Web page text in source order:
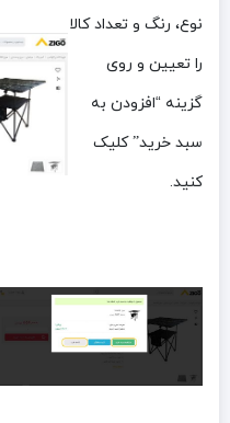
نوع، رنگ و تعداد کالا
را تعیین و روی
گزینه “افزودن به
سبد خرید”کلیک
کنید.